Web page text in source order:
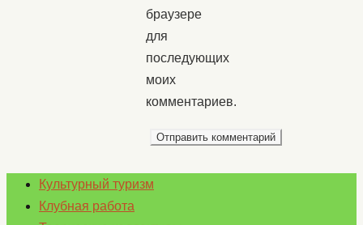
браузере
для
последующих
моих
комментариев.
Культурный туризм
Клубная работа